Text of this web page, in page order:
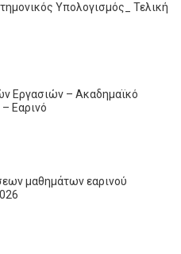
Υπολογισμός_ Τελική
Εργασιών – Ακαδημαϊκό
Εαρινό
μαθημάτων εαρινού